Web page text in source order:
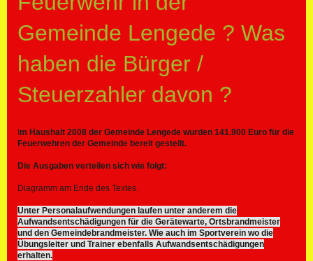
Gemeinde Lengede ? Was
haben die Bürger /
Steuerzahler davon ?
Im Haushalt 2008 der Gemeinde Lengede wurden 141.900 Euro für die
Feuerwehren der Gemeinde bereit gestellt.
Die Ausgaben verteilen sich wie folgt:
Diagramm am Ende des Textes.
Unter Personalaufwendungen laufen unter anderem die
Aufwandsentschädigungen für die Gerätewarte, Ortsbrandmeister
und den Gemeindebrandmeister. Wie auch im Sportverein wo die
Übungsleiter und Trainer ebenfalls Aufwandsentschädigungen
erhalten.